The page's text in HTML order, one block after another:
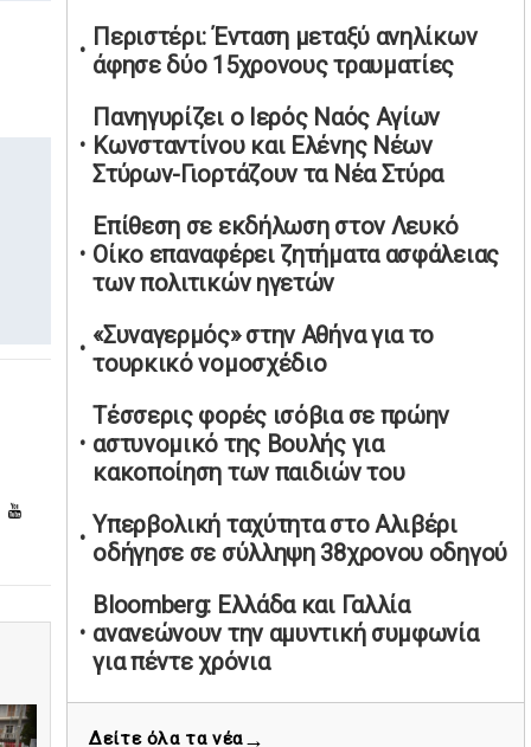
02/05/2026 | 17:01
Αταμάν: Κανείς δεν έχει δικαίωμα να
μιλά για τον πρόεδρο και την
οικογένειά του
02/05/2026 | 15:59
Μαρινάκης: Ο Ανδρουλάκης
υπαναχώρησε στις συμφωνίες για τις
Ανεξάρτητες Αρχές
02/05/2026 | 09:36
Ψηφιακός έλεγχος στην αγορά: QR
code για πωλήσεις καπνικών και
02/05/2026 | 06:26
Καύσιμα αεροσκαφών: Διαβεβαιώσεις
ΕΕ για επάρκεια παρά τη γεωπολιτική
ένταση
01/05/2026 | 19:54
Βελόπουλος: Κριτική σε πολιτικούς
αρχηγούς για δηλώσεις την
Πρωτομαγιά
01/05/2026 | 19:33
Περιστέρι: Ένταση μεταξύ ανηλίκων
άφησε δύο 15χρονους τραυματίες
Πανηγυρίζει ο Ιερός Ναός Αγίων
Κωνσταντίνου και Ελένης Νέων
Στύρων-Γιορτάζουν τα Νέα Στύρα
Επίθεση σε εκδήλωση στον Λευκό
Οίκο επαναφέρει ζητήματα ασφάλειας
των πολιτικών ηγετών
«Συναγερμός» στην Αθήνα για το
τουρκικό νομοσχέδιο
Τέσσερις φορές ισόβια σε πρώην
αστυνομικό της Βουλής για
κακοποίηση των παιδιών του
Υπερβολική ταχύτητα στο Αλιβέρι
οδήγησε σε σύλληψη 38χρονου οδηγού
Bloomberg: Ελλάδα και Γαλλία
ανανεώνουν την αμυντική συμφωνία
για πέντε χρόνια
Δείτε όλα τα νέα→